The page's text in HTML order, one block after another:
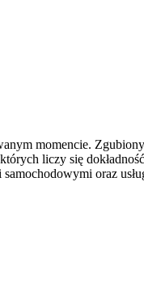
momencie.
liczy się
oraz